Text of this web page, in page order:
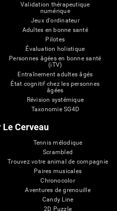
Validation thérapeutique
numérique
Jeux d'ordinateur
Adultes en bonne santé
Pilotes
Évaluation holistique
Personnes âgées en bonne santé
(iTV)
Entraînement adultes âgés
État cognitif chez les personnes
âgées
Révision systémique
Taxonomie SG4D
Le Cerveau
Tennis mélodique
Scrambled
Trouvez votre animal de compagnie
Paires musicales
Chronocolor
Aventures de grenouille
Candy Line
2D Puzzle